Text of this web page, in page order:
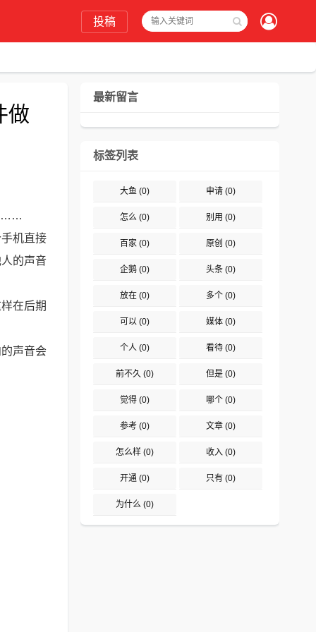
投稿
做
……
机直接
的声音
在后期
声音会
最新留言
标签列表
大鱼 (0) 申请 (0)
怎么 (0) 别用 (0)
百家 (0) 原创 (0)
企鹅 (0) 头条 (0)
放在 (0) 多个 (0)
可以 (0) 媒体 (0)
个人 (0) 看待 (0)
前不久 (0) 但是 (0)
觉得 (0) 哪个 (0)
参考 (0) 文章 (0)
怎么样 (0) 收入 (0)
开通 (0) 只有 (0)
为什么 (0)